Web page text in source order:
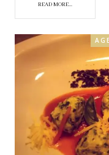
READ MORE...